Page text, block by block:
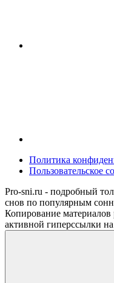
Политика
Пользовательское
Pro-sni.ru - подробный
снов по популярным
Копирование материалов
активной гиперссылки